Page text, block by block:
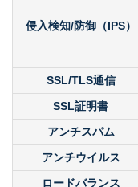
侵入検知/防御（IPS）
SSL/TLS通信
SSL証明書
アンチスパム
アンチウイルス
ロードバランス